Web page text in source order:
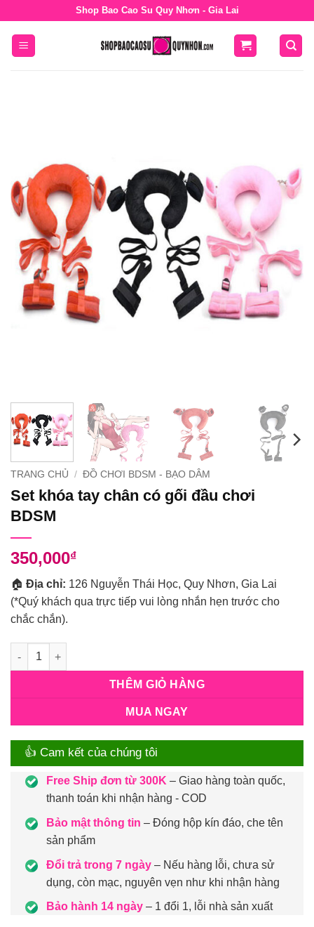
dung
Shop Bao Cao Su Quy Nhơn - Gia Lai
TRANG CHỦ / ĐỒ CHƠI BDSM - BẠO DÂM
Set khóa tay chân có gối đầu chơi
BDSM
350,000₫
🏠 Địa chỉ: 126 Nguyễn Thái Học, Quy Nhơn, Gia Lai
(*Quý khách qua trực tiếp vui lòng nhắn hẹn trước cho
chắc chắn).
Số lượng
THÊM GIỎ HÀNG
MUA NGAY
👍 Cam kết của chúng tôi
Free Ship đơn từ 300K – Giao hàng toàn quốc,
thanh toán khi nhận hàng - COD
Bảo mật thông tin – Đóng hộp kín đáo, che tên
sản phẩm
Đổi trả trong 7 ngày– Nếu hàng lỗi, chưa sử
dụng, còn mạc, nguyên vẹn như khi nhận hàng
Bảo hành 14 ngày– 1 đổi 1, lỗi nhà sản xuất